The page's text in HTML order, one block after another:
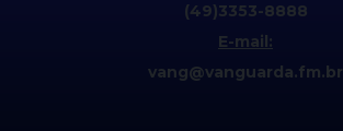
(49)3353-8888
E-mail:
vang@vanguarda.fm.br